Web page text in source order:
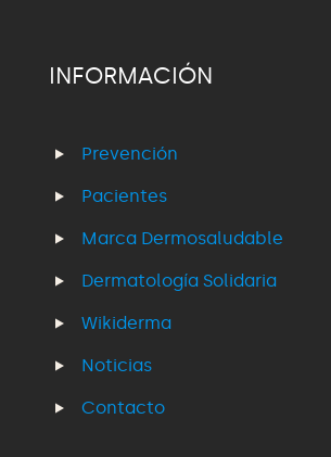
INFORMACIÓN
Prevención
Pacientes
Marca Dermosaludable
Dermatología Solidaria
Wikiderma
Noticias
Contacto